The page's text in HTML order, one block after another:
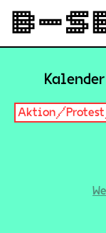
Kalender
Aktion/